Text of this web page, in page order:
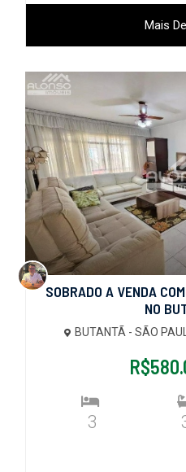
Mais
SOBRADO A VENDA
NO
BUTANTÃ - SÃO
3